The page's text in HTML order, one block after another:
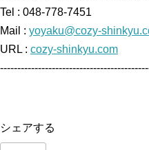
Tel : 048-778-7451
Mail : yoyaku@cozy-
URL : cozy-shinkyu.com
シェアする